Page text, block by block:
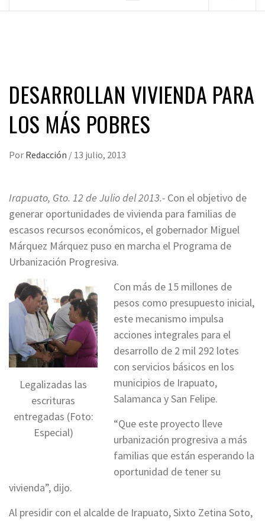
DESARROLLAN VIVIENDA PARA
LOS MÁS POBRES
Por Redacción / 13 julio, 2013
Irapuato, Gto. 12 de Julio del 2013.- Con el objetivo de
generar oportunidades de vivienda para familias de
escasos recursos económicos, el gobernador Miguel
Márquez Márquez puso en marcha el Programa de
Urbanización Progresiva.
Legalizadas las
escrituras
entregadas (Foto:
Especial)
Con más de 15 millones de
pesos como presupuesto inicial,
este mecanismo impulsa
acciones integrales para el
desarrollo de 2 mil 292 lotes
con servicios básicos en los
municipios de Irapuato,
Salamanca y San Felipe.
“Que este proyecto lleve
urbanización progresiva a más
familias que están esperando la
oportunidad de tener su
vivienda”, dijo.
Al presidir con el alcalde de Irapuato, Sixto Zetina Soto,